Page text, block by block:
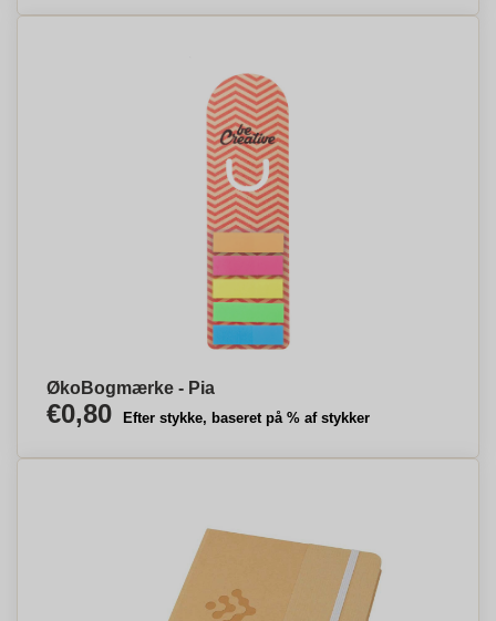
ØkoBogmærke - Pia
€0,80 Efter stykke, baseret på % af stykker